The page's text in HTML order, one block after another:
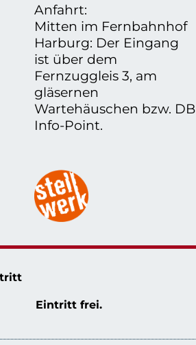
Anfahrt:
Mitten im Fernbahnhof
Harburg: Der Eingang
ist über dem
Fernzuggleis 3, am
gläsernen
Wartehäuschen bzw. DB
Info-Point.
Eintritt frei.